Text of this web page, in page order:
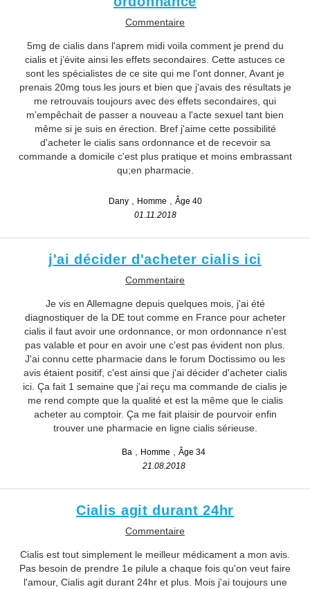
Commentaire
5mg de cialis dans l'aprem midi voila comment je prend du
cialis et j’évite ainsi les effets secondaires. Cette astuces ce
sont les spécialistes de ce site qui me l'ont donner, Avant je
prenais 20mg tous les jours et bien que j'avais des résultats je
me retrouvais toujours avec des effets secondaires, qui
m’empêchait de passer a nouveau a l'acte sexuel tant bien
même si je suis en érection. Bref j'aime cette possibilité
d'acheter le cialis sans ordonnance et de recevoir sa
commande a domicile c'est plus pratique et moins embrassant
qu;en pharmacie.
Dany Homme
Âge 40
01.11.2018
j'ai décider d'acheter cialis ici
Commentaire
Je vis en Allemagne depuis quelques mois, j'ai été
diagnostiquer de la DE tout comme en France pour acheter
cialis il faut avoir une ordonnance, or mon ordonnance n'est
pas valable et pour en avoir une c'est pas évident non plus.
J'ai connu cette pharmacie dans le forum Doctissimo ou les
avis étaient positif, c'est ainsi que j'ai décider d'acheter cialis
ici. Ça fait 1 semaine que j'ai reçu ma commande de cialis je
me rend compte que la qualité et est la même que le cialis
acheter au comptoir. Ça me fait plaisir de pourvoir enfin
trouver une pharmacie en ligne cialis sérieuse.
Ba Homme
Âge 34
21.08.2018
Cialis agit durant 24hr
Commentaire
Cialis est tout simplement le meilleur médicament a mon avis.
Pas besoin de prendre 1e pilule a chaque fois qu'on veut faire
l'amour, Cialis agit durant 24hr et plus. Mois j'ai toujours une